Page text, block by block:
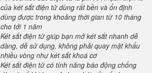
của két sắt điện tử dùng rất bền và ổn định
dùng được trong khoảng thời gian từ 10 tháng
cho tới 1 năm
Két sắt điện tử giúp bạn mở két sắt nhanh dễ
dàng, dễ sử dụng, không phải quay mật khẩu
nhiều vòng như két sắt khoá cơ
Két sắt điện tử có tính năng báo động chống